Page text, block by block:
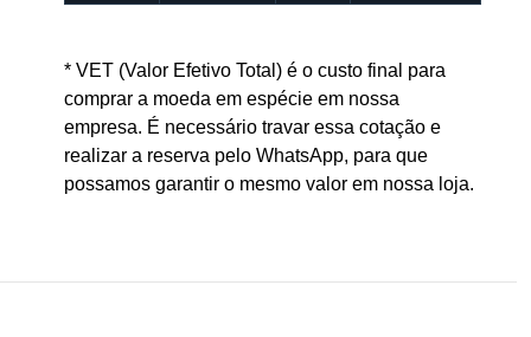
* VET (Valor Efetivo Total) é o custo final para
comprar a moeda em espécie em nossa
empresa. É necessário travar essa cotação e
realizar a reserva pelo WhatsApp, para que
possamos garantir o mesmo valor em nossa loja.